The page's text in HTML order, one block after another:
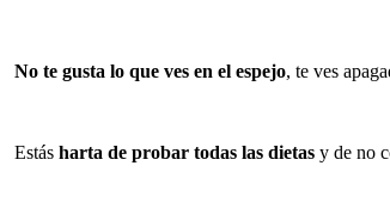
No te gusta lo que ves en el espejo, te ves
Estás harta de probar todas las dietas y de no